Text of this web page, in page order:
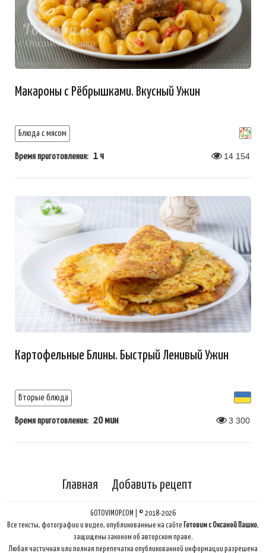
Макароны с Рёбрышками. Вкусный Ужин
Блюда с мясом
Время приготовления: 1 ч 14 154
Картофельные Блины. Быстрый Ленивый Ужин
Вторые блюда
Время приготовления: 20 мин 3 300
Главная Добавить рецепт
GOTOVIMOP.COM | © 2018-2026
Все тексты, фотографии и видео, опубликованные на сайте Готовим с Оксаной Пашко,
защищены законом об авторском праве.
Любая частичная или полная перепечатка опубликованной информации разрешена